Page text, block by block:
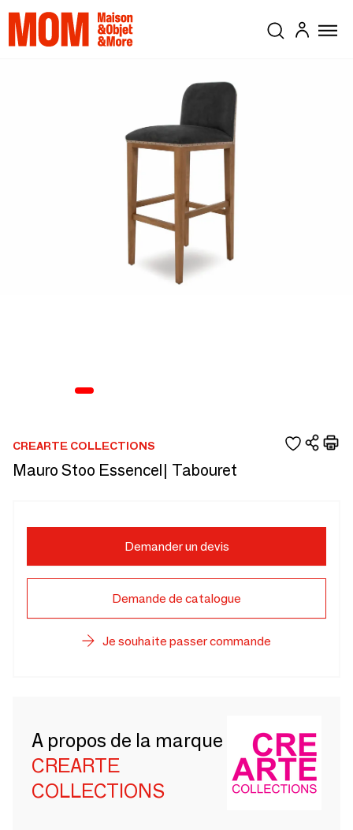
CREARTE COLLECTIONS
Mauro Stoo Essencel| Tabouret
Demander un devis
Demande de catalogue
Je souhaite passer commande
A propos de la marque
CREARTE
COLLECTIONS